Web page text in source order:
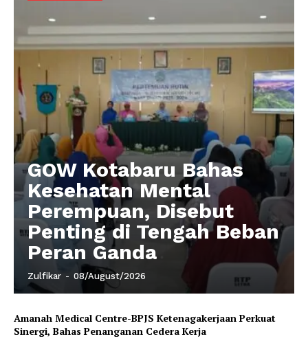
GOW Kotabaru Bahas
Kesehatan Mental
Perempuan, Disebut
Penting di Tengah Beban
Peran Ganda
Zulfikar - 08/August/2026
Amanah Medical Centre-BPJS Ketenagakerjaan Perkuat
Sinergi, Bahas Penanganan Cedera Kerja